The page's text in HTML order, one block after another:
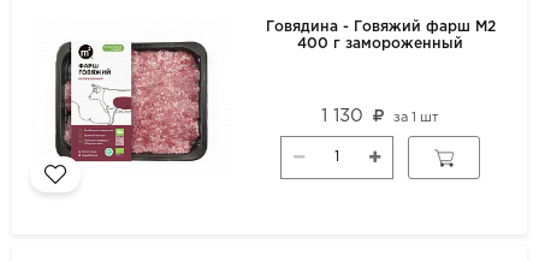
Говядина - Говяжий фарш М2
400 г замороженный
1 130 за1 шт